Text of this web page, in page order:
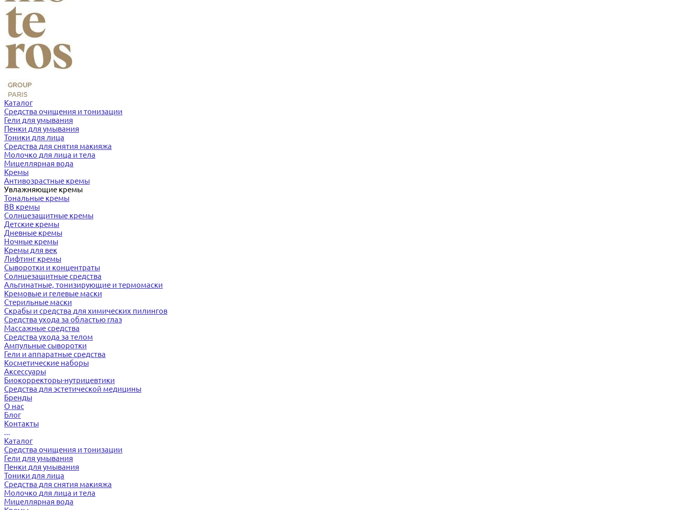
Каталог
Средства очищения и тонизации
Гели для умывания
Пенки для умывания
Тоники для лица
Средства для снятия макияжа
Молочко для лица и тела
Мицеллярная вода
Кремы
Антивозрастные кремы
Увлажняющие кремы
Тональные кремы
BB кремы
Солнцезащитные кремы
Детские кремы
Дневные кремы
Ночные кремы
Кремы для век
Лифтинг кремы
Сыворотки и концентраты
Солнцезащитные средства
Альгинатные, тонизирующие и термомаски
Кремовые и гелевые маски
Стерильные маски
Скрабы и средства для химических пилингов
Средства ухода за областью глаз
Массажные средства
Средства ухода за телом
Ампульные сыворотки
Гели и аппаратные средства
Косметические наборы
Аксессуары
Биокорректоры-нутрицевтики
Средства для эстетической медицины
Бренды
О нас
Блог
Контакты
...
Каталог
Средства очищения и тонизации
Гели для умывания
Пенки для умывания
Тоники для лица
Средства для снятия макияжа
Молочко для лица и тела
Мицеллярная вода